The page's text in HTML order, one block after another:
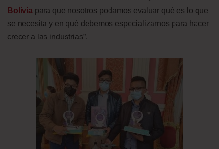
Bolivia para que nosotros podamos evaluar qué es lo que
se necesita y en qué debemos especializarnos para hacer
crecer a las industrias”.